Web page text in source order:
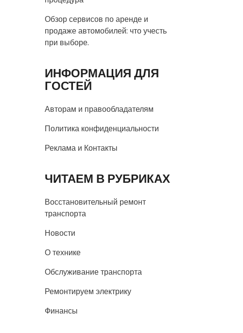
Обзор сервисов по аренде и
продаже автомобилей: что учесть
при выборе.
ИНФОРМАЦИЯ ДЛЯ
ГОСТЕЙ
Авторам и правообладателям
Политика конфиденциальности
Реклама и Контакты
ЧИТАЕМ В РУБРИКАХ
Восстановительный ремонт
транспорта
Новости
О технике
Обслуживание транспорта
Ремонтируем электрику
Финансы